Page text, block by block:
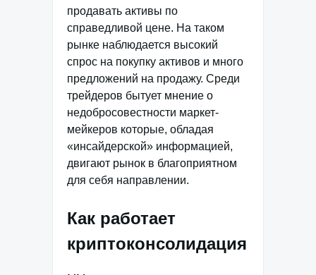
продавать активы по
справедливой цене. На таком
рынке наблюдается высокий
спрос на покупку активов и много
предложений на продажу. Среди
трейдеров бытует мнение о
недобросовестности маркет-
мейкеров которые, обладая
«инсайдерской» информацией,
двигают рынок в благоприятном
для себя направлении.
Как работает
криптоконсолидация